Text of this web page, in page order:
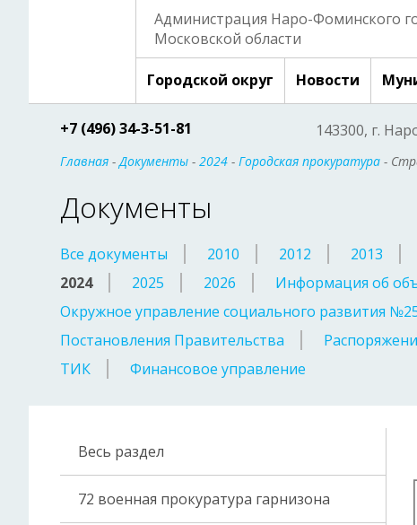
Администрация Наро-Фоминского
Московской области
Городской округ Новости
+7 (496) 34-3-51-81 143300, г.
Главная -Документы - 2024 - Городская прокуратура -
Документы
Все документы 2010 2012 2013
2024
2025 2026 Информация об
Окружное управление социального развития
Постановления Правительства
ТИК
Финансовое управление
Весь раздел
72 военная прокуратура гарнизона